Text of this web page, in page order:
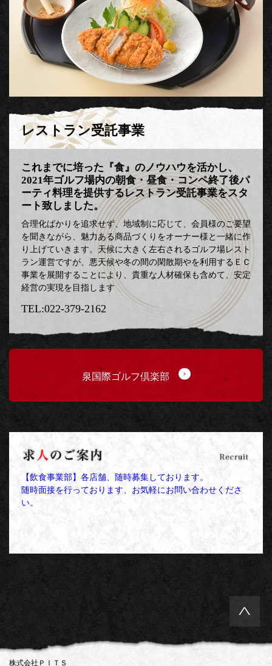
レストラン受託事業
これまでに培った『食』のノウハウを活かし、
2021年ゴルフ場内の朝食・昼食・コンペ終了後パ
ーティ料理を提供するレストラン受託事業をスタ
ート致しました。
合理化ばかりを追求せず、地域制に応じて、会員様のご要望
を聞きながら、魅力ある商品づくりをオーナー様と一緒に作
り上げていきます。天候に大きく左右されるゴルフ場レスト
ラン運営ですが、悪天候や冬の間の閑散期やを利用するＥＣ
事業を展開することにより、貴重な人材確保も含めて、安定
経営の実現を目指します
022-379-2162
泉国際ゴルフ倶楽部
【飲食事業部】各店舗、随時募集しております。
随時面接を行っております、お気軽にお問い合わせくださ
い。
株式会社ＰＩＴＳ